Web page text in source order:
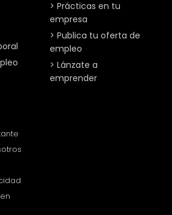
> Prácticas en tu
empresa
> Publica tu oferta de
empleo
> Lánzate a
emprender